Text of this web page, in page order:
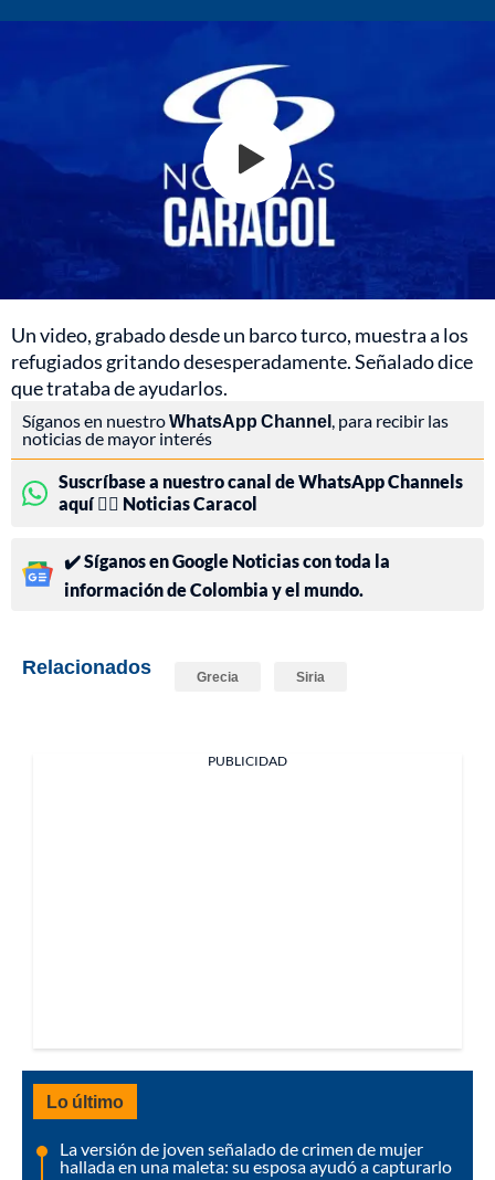
Un video, grabado desde un barco turco, muestra a los
refugiados gritando desesperadamente. Señalado dice
que trataba de ayudarlos.
Síganos en nuestroWhatsApp Channel , para recibir las
noticias de mayor interés
Suscríbase a nuestro canal de WhatsApp Channels
aquí 👉🏻 Noticias Caracol
✔️ Síganos en Google Noticias con toda la
información de Colombia y el mundo.
Relacionados Grecia Siria
PUBLICIDAD
Lo último
La versión de joven señalado de crimen de mujer
hallada en una maleta: su esposa ayudó a capturarlo